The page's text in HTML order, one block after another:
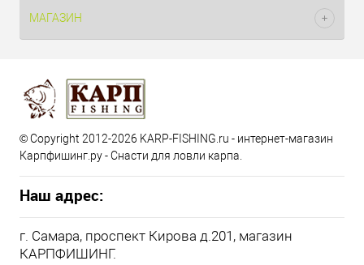
МАГАЗИН
© Copyright 2012-2026 KARP-FISHING.ru - интернет-магазин
Карпфишинг.ру - Снасти для ловли карпа.
Наш адрес:
г. Самара, проспект Кирова д.201, магазин
КАРПФИШИНГ.